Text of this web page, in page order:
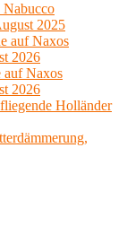
Nabucco
2025
auf Naxos
2026
auf Naxos
2026
Holländer